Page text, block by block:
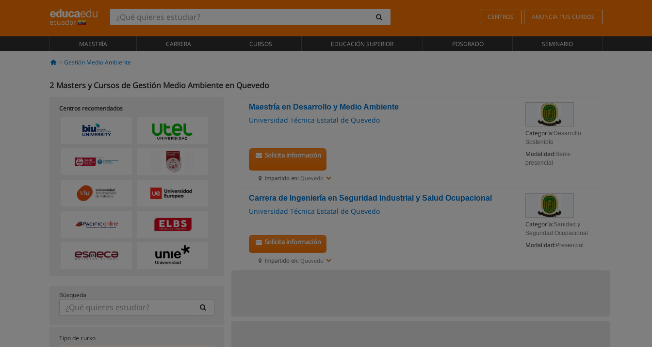
ecuador
CENTROS ANUNCIA TUS CURSOS
MAESTRÍA CARRERA CURSOS EDUCACIÓN SUPERIOR POSGRADO SEMINARIO
Gestión Medio Ambiente
2 Masters y Cursos de Gestión Medio Ambiente en Quevedo
Maestría en Desarrollo y Medio Ambiente
Universidad Técnica Estatal de Quevedo
Categoría: Desarrollo
Sostenible
Modalidad:Semi-
presencial
Impartido en: Quevedo
Solicita información
Carrera de Ingeniería en Seguridad Industrial y Salud Ocupacional
Universidad Técnica Estatal de Quevedo
Categoría:Sanidad y
Seguridad Ocupacional
Modalidad: Presencial
Impartido en: Quevedo
Solicita información
Centros recomendados
Búsqueda
Tipo de curso